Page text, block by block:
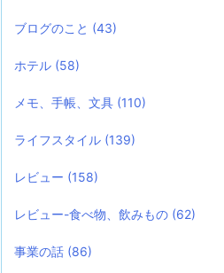
ブログのこと (43)
ホテル (58)
メモ、手帳、文具 (110)
ライフスタイル (139)
レビュー (158)
レビュー-食べ物、飲みもの (62)
事業の話 (86)